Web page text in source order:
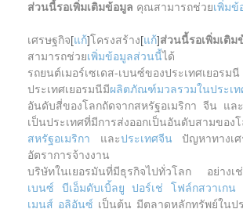
ส่วนนี้รอเพิ่มเติมข้อมูล คุณสามารถช่วยเพิ่ม
เศรษฐกิจ[แก้]โครงสร้าง[แก้]ส่วนนี้รอเพิ่มเติม
สามารถช่วยเพิ่มข้อมูลส่วนนี้ได้
รถยนต์เมอร์เซเดส-เบนซ์ของประเทศเยอรมนี
ประเทศเยอรมนีมีผลิตภัณฑ์มวลรวมในประเท
อันดับสี่ของโลกถัดจากสหรัฐอเมริกา จีน แล
เป็นประเทศที่มีการส่งออกเป็นอันดับสาม
สหรัฐอเมริกา และประเทศจีน ปัญหาทางเ
อัตราการจ้างงาน
บริษัทในเยอรมันที่มีธุรกิจไปทั่วโลก อย่าง
เบนซ์
บีเอ็มดับเบิ้ลยู ปอร์เช่ โฟล์กสวาเกน
เมนส์ อลิอันซ์ เป็นต้น มีตลาดหลักทรัพย์ในป